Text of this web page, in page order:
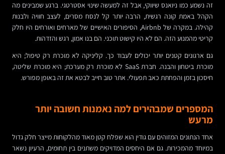
זה נשמע כמו ניואנס שיווקי, אבל זה למעשה שינוי אסטרטגי. ברגע שמבינים מה
הקהל באמת קונה רגשית, הרבה יותר קל לנסח מסרים, לעצב חוויה ולבנות
קהילה. במקרה של Airbnb, הסיפורים האישיים של מארחים ואורחים היו חלק
קריטי מהמנוע הזה. הם לא היו קישוט תוכני. הם בנו אמון, רגש והזדהות.
גם ארגונים קטנים יותר יכולים לעבוד כך. קליניקה לא מוכרת רק טיפול; היא
מוכרת ביטחון והבנה. חברת SaaS לא מוכרת רק מערכת; היא מוכרת שליטה,
חיסכון בזמן והפחתת כאב תפעולי. אתר טוב חייב לבטא את זה באופן מפורש.
המספרים שמבהירים למה נאמנות חשובה יותר
מרעש
אחד הנתונים המזוהים עם גודין הוא שפלח קטן מאוד מהלקוחות מייצר חלק גדול
במיוחד מהמכירות. גם אם היחסים המדויקים משתנים בין תחומים, הרעיון נשאר